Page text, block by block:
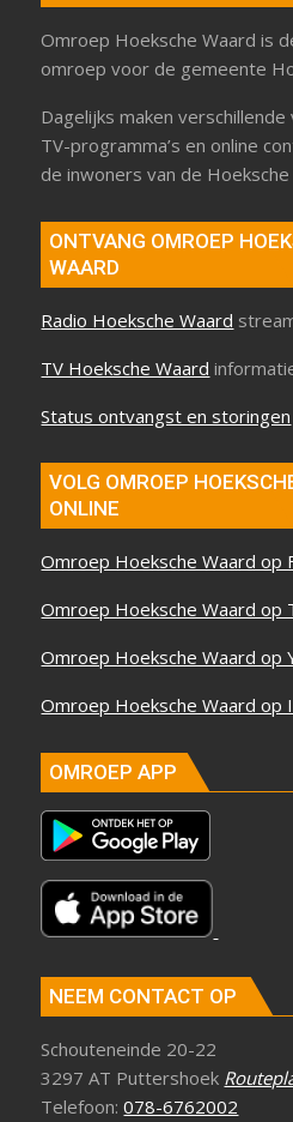
Omroep Hoeksche Waard is
omroep voor de gemeente
Dagelijks maken
TV-programma’s en online
de inwoners van de Hoeksche
ONTVANG OMROEP
WAARD
Radio Hoeksche Waard
TV Hoeksche Waard
Status ontvangst en storingen
VOLG OMROEP
ONLINE
Omroep Hoeksche Waard op
Omroep Hoeksche Waard op
Omroep Hoeksche Waard op
Omroep Hoeksche Waard op
OMROEP APP
NEEM CONTACT OP
Schouteneinde 20-22
3297 AT Puttershoek
Telefoon:078-6762002